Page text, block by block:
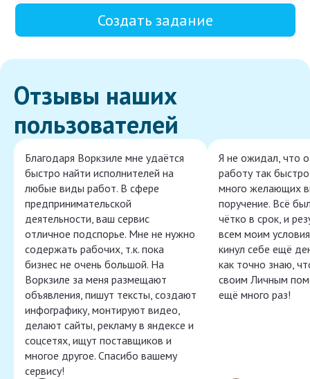
Создать задание
Отзывы наших
пользователей
Благодаря Воркзиле мне удаётся
быстро найти исполнителей на
любые виды работ. В сфере
предпринимательской
деятельности, ваш сервис
отличное подспорье. Мне не нужно
содержать рабочих, т.к. пока
бизнес не очень большой. На
Воркзиле за меня размещают
объявления, пишут тексты, создают
инфографику, монтируют видео,
делают сайты, рекламу в яндексе и
соцсетях, ищут поставщиков и
многое другое. Спасибо вашему
сервису!
Я не ожидал, что
работу так
много желающих
поручение. Всё
чётко в срок, и
всем моим
кинул себе ещё
как точно знаю,
своим Личным
ещё много раз!